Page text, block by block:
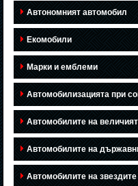
Автономният автомобил
Екомобили
Марки и емблеми
Автомобилизацията при
Автомобилите на
Автомобилите на
Автомобилите на звездите